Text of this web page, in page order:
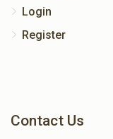
Login
Register
Contact Us